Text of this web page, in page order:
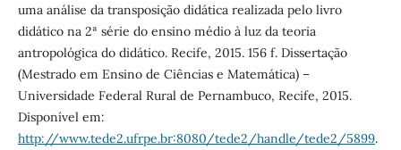
uma análise da transposição didática realizada pelo livro
didático na 2ª série do ensino médio à luz da teoria
antropológica do didático. Recife, 2015. 156 f. Dissertação
(Mestrado em Ensino de Ciências e Matemática) –
Universidade Federal Rural de Pernambuco, Recife, 2015.
Disponível em:
http://www.tede2.ufrpe.br:8080/tede2/handle/tede2/5899.